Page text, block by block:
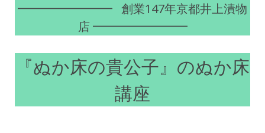
━━━━━━━━ 創業147年京都井上漬物
店 ━━━━━━━━
『ぬか床の貴公子』のぬか床
講座